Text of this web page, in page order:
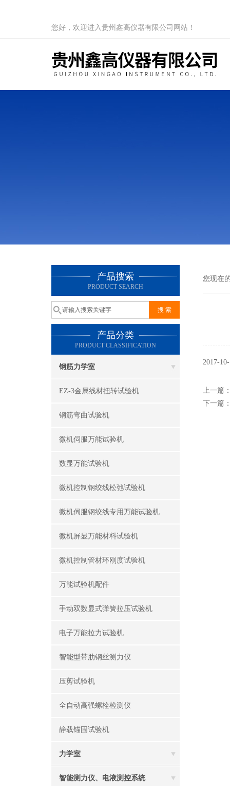
您好，欢迎进入贵州鑫高仪器有限公司网站！
产品搜索
PRODUCT SEARCH
产品分类
PRODUCT CLASSIFICATION
钢筋力学室
EZ-3金属线材扭转试验机
钢筋弯曲试验机
微机伺服万能试验机
数显万能试验机
微机控制钢绞线松弛试验机
微机伺服钢绞线专用万能试验机
微机屏显万能材料试验机
微机控制管材环刚度试验机
万能试验机配件
手动双数显式弹簧拉压试验机
电子万能拉力试验机
智能型带肋钢丝测力仪
压剪试验机
全自动高强螺栓检测仪
静载锚固试验机
力学室
智能测力仪、电液测控系统
您现在
2017-
上一篇
下一篇